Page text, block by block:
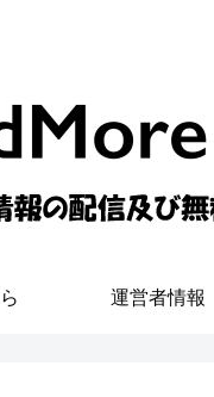
運営者情報